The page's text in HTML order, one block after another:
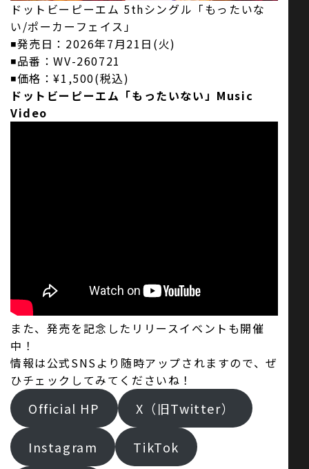
ドットビーピーエム 5thシングル「もったいな
い/ポーカーフェイス」
◾️発売日：2026年7月21日(火)
◾️品番：WV-260721
◾️価格：¥1,500(税込)
ドットビーピーエム「もったいない」Music
Video
また、発売を記念したリリースイベントも開催
中！
情報は公式SNSより随時アップされますので、ぜ
ひチェックしてみてくださいね！
Official HP X（旧Twitter）
Instagram TikTok